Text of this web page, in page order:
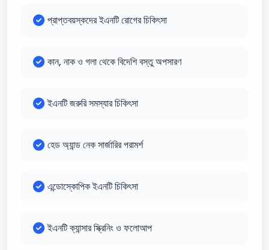
প্রাপ্তবয়স্কদের ইএনটি রোগের চিকিৎসা
কান, নাক ও গলা থেকে বিদেশি বস্তু অপসারণ
ইএনটি জরুরি সমস্যার চিকিৎসা
হেড অ্যান্ড নেক সার্জারির পরামর্শ
এন্ডোস্কোপিক ইএনটি চিকিৎসা
ইএনটি ক্যান্সার স্ক্রিনিং ও ফলোআপ